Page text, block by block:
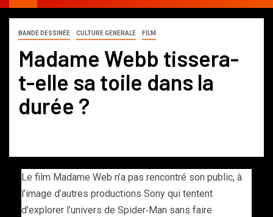
BANDE DESSINÉE CULTURE GENERALE FILM
Madame Webb tissera-
t-elle sa toile dans la
durée ?
Le film Madame Web n’a pas rencontré son public, à
l’image d’autres productions Sony qui tentent
d’explorer l’univers de Spider‑Man sans faire